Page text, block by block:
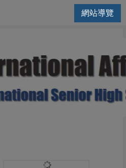
網站導覽
見問題FAQs